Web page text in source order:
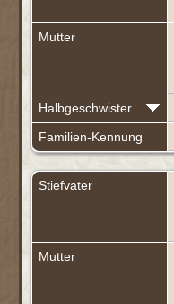
Mutter
Halbgeschwister
Familien-Kennung
Stiefvater
Mutter